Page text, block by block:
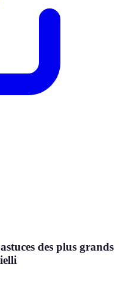
des plus grands